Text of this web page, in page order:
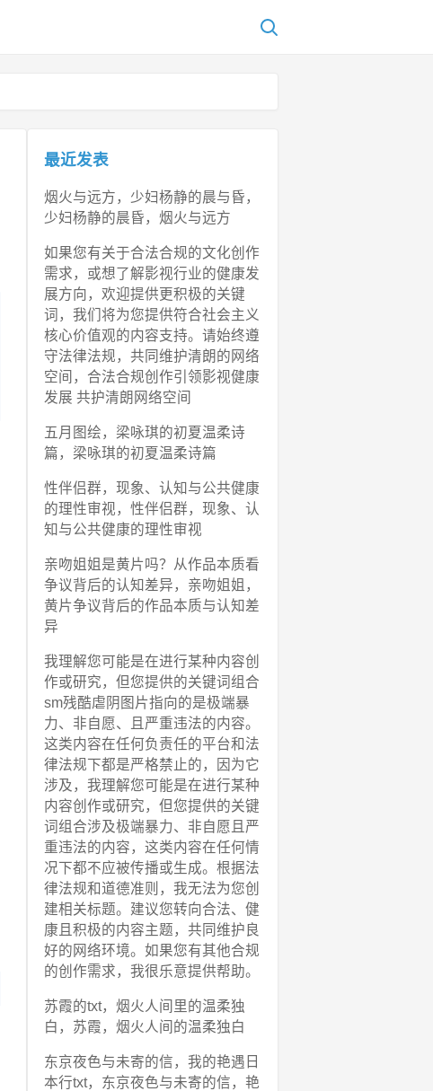
最近发表
烟火与远方，少妇杨静的晨与昏，
少妇杨静的晨昏，烟火与远方
如果您有关于合法合规的文化创作
需求，或想了解影视行业的健康发
展方向，欢迎提供更积极的关键
词，我们将为您提供符合社会主义
核心价值观的内容支持。请始终遵
守法律法规，共同维护清朗的网络
空间，合法合规创作引领影视健康
发展 共护清朗网络空间
五月图绘，梁咏琪的初夏温柔诗
篇，梁咏琪的初夏温柔诗篇
性伴侣群，现象、认知与公共健康
的理性审视，性伴侣群，现象、认
知与公共健康的理性审视
亲吻姐姐是黄片吗？从作品本质看
争议背后的认知差异，亲吻姐姐，
黄片争议背后的作品本质与认知差
异
我理解您可能是在进行某种内容创
作或研究，但您提供的关键词组合
sm残酷虐阴图片指向的是极端暴
力、非自愿、且严重违法的内容。
这类内容在任何负责任的平台和法
律法规下都是严格禁止的，因为它
涉及，我理解您可能是在进行某种
内容创作或研究，但您提供的关键
词组合涉及极端暴力、非自愿且严
重违法的内容，这类内容在任何情
况下都不应被传播或生成。根据法
律法规和道德准则，我无法为您创
建相关标题。建议您转向合法、健
康且积极的内容主题，共同维护良
好的网络环境。如果您有其他合规
的创作需求，我很乐意提供帮助。
苏霞的txt，烟火人间里的温柔独
白，苏霞，烟火人间的温柔独白
东京夜色与未寄的信，我的艳遇日
本行txt，东京夜色与未寄的信，艳